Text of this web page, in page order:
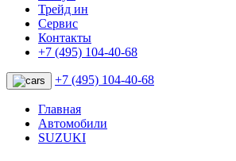
Трейд ин
Сервис
Контакты
+7 (495) 104-40-68
+7 (495) 104-40-68
Главная
Автомобили
SUZUKI